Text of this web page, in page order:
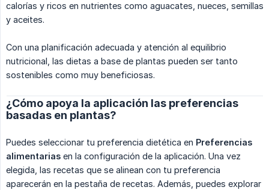
calorías y ricos en nutrientes como aguacates, nueces, semillas
y aceites.
Con una planificación adecuada y atención al equilibrio
nutricional, las dietas a base de plantas pueden ser tanto
sostenibles como muy beneficiosas.
¿Cómo apoya la aplicación las preferencias
basadas en plantas?
Puedes seleccionar tu preferencia dietética en Preferencias
alimentarias en la configuración de la aplicación. Una vez
elegida, las recetas que se alinean con tu preferencia
aparecerán en la pestaña de recetas. Además, puedes explorar